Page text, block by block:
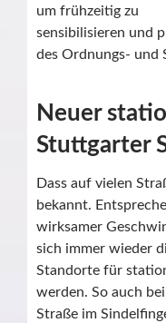
um frühzeitig zu
sensibilisieren und
des Ordnungs- und
Neuer
Stuttgarter
Dass auf vielen
bekannt.
wirksamer
sich immer wieder
Standorte für
werden. So auch
Straße im